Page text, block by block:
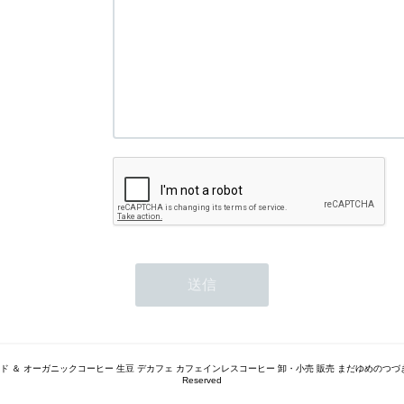
＆ オーガニックコーヒー 生豆 デカフェ カフェインレスコーヒー 卸・小売 販売 まだゆめのつづ
Reserved